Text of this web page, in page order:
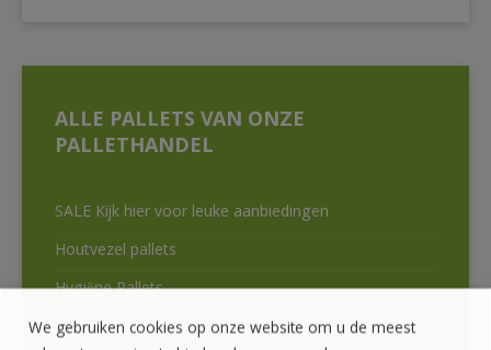
ALLE PALLETS VAN ONZE
PALLETHANDEL
SALE Kijk hier voor leuke aanbiedingen
Houtvezel pallets
Hygiëne Pallets
Palletranden en Bakken
We gebruiken cookies op onze website om u de meest